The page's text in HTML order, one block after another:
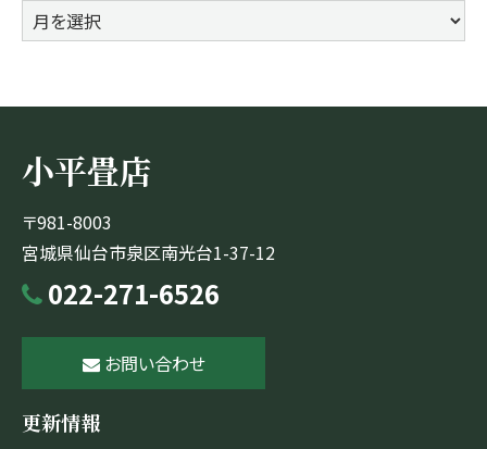
ア
ー
イ
小平畳店
〒981-8003
宮城県仙台市泉区南光台1-37-12
022-271-6526
お問い合わせ
更新情報